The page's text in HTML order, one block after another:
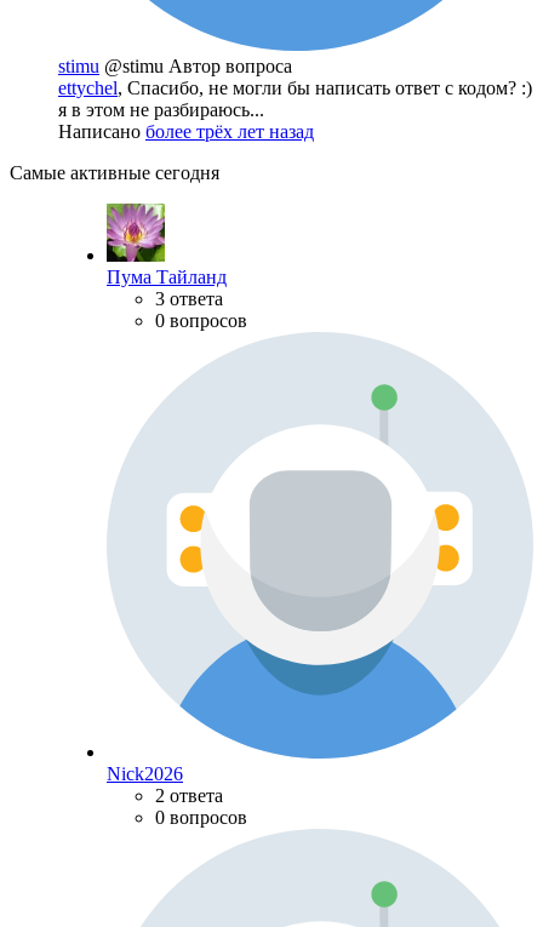
stimu @stimu Автор вопроса
ettychel, Спасибо, не могли бы написать ответ с кодом? :)
я в этом не разбираюсь...
Написано более трёх лет назад
Самые активные сегодня
Пума Тайланд
3 ответа
0 вопросов
Nick2026
2 ответа
0 вопросов